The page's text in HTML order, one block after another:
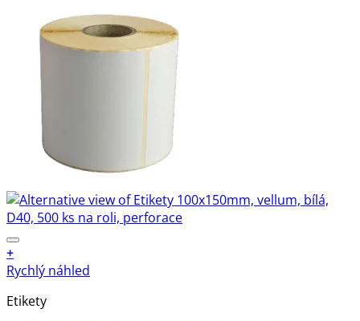
+
Rychlý náhled
Etikety